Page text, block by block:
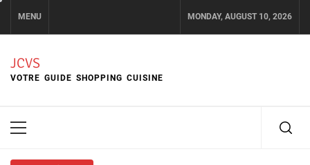
content
MENU MONDAY, AUGUST 10, 2026
JCVS
VOTRE GUIDE SHOPPING CUISINE
Primary